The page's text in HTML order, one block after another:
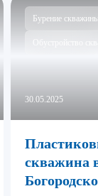
Бурение
Обустройство
30.05.2025
скважина